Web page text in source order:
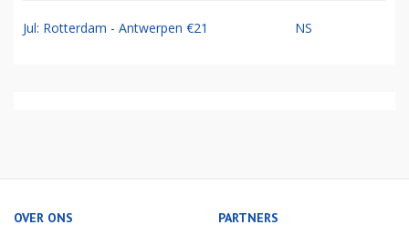
Jul: Rotterdam - Antwerpen €21 NS
OVER ONS PARTNERS